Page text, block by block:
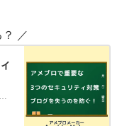
／
この記事ではアメブロのセキュリティ対策についてまとめています。